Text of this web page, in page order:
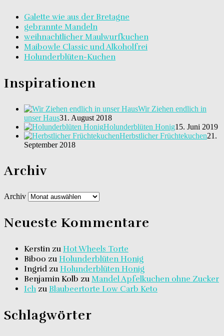
Galette wie aus der Bretagne
gebrannte Mandeln
weihnachtlicher Maulwurfkuchen
Maibowle Classic und Alkoholfrei
Holunderblüten-Kuchen
Inspirationen
Wir Ziehen endlich in
unser Haus31. August 2018
Holunderblüten Honig15. Juni 2019
Herbstlicher Früchtekuchen21.
September 2018
Archiv
Archiv
Neueste Kommentare
Kerstin zu Hot Wheels Torte
Biboo zu Holunderblüten Honig
Ingrid zu Holunderblüten Honig
Benjamin Kolb zu Mandel Apfelkuchen ohne Zucker
Ich zu Blaubeertorte Low Carb Keto
Schlagwörter